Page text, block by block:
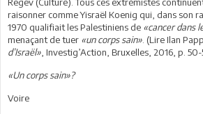
raisonner comme Yisraël Koenig qui, dans son
1970 qualifiait les Palestiniens de «cancer dans
menaçant de tuer «un corps sain» . (Lire Ilan
d’Israël» , Investig’Action, Bruxelles, 2016, p. 50-
«Un corps sain»?
Voire